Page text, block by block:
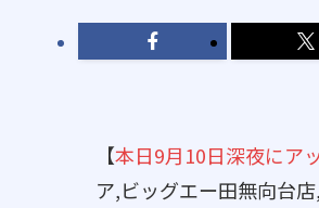
【本日9月10日深夜にア
ア,ビッグエー田無向台